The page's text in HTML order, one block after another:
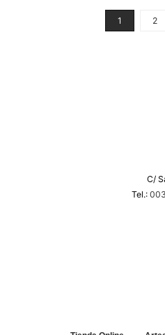
1 2
C/
Tel.: